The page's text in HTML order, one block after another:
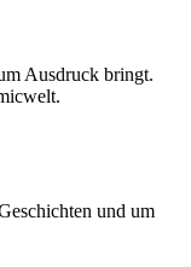
Ausdruck bringt.
und um